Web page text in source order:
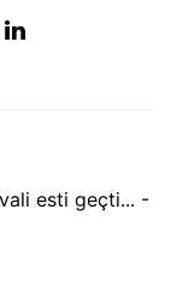
esti geçti... -